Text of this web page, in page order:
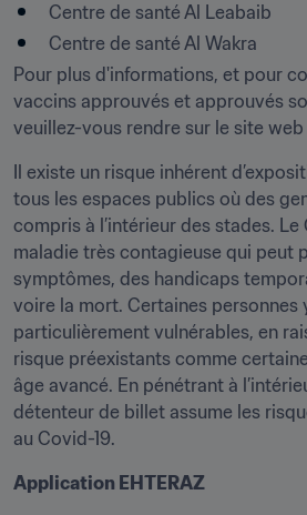
Centre de santé Al Leabaib
Centre de santé Al Wakra
Pour plus d'informations, et pour
vaccins approuvés et approuvés
veuillez-vous rendre sur le site web
Il existe un risque inhérent
tous les espaces publics où des
compris à l’intérieur des stades. Le
maladie très contagieuse qui peut
symptômes, des handicaps
voire la mort. Certaines personnes
particulièrement vulnérables, en
risque préexistants comme
âge avancé. En pénétrant à
détenteur de billet assume les
au Covid-19.
Application EHTERAZ